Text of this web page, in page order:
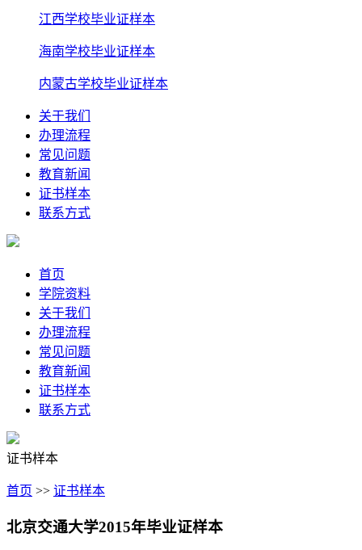
江西学校毕业证样本
海南学校毕业证样本
内蒙古学校毕业证样本
关于我们
办理流程
常见问题
教育新闻
证书样本
联系方式
首页
学院资料
关于我们
办理流程
常见问题
教育新闻
证书样本
联系方式
证书样本
首页 >> 证书样本
北京交通大学2015年毕业证样本